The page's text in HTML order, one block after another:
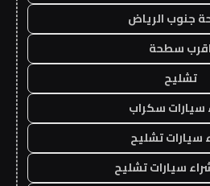
جنوب الرياض
اقرب سطحة
تشليح
سيارات سكراب
سيارات تشليح
سيارات تشليح